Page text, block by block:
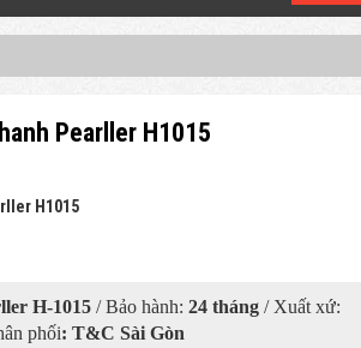
Pearller H1015
H1015
H-1015 / Bảo hành:24 tháng / Xuất xứ:
phối: T&C Sài Gòn